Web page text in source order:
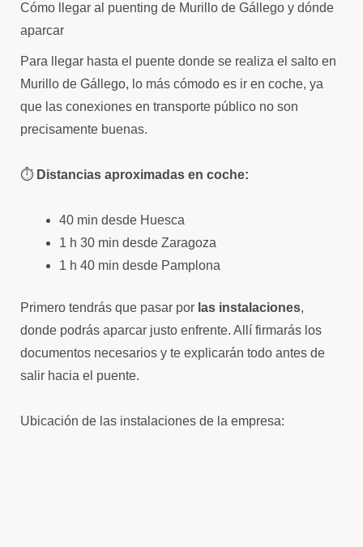
Cómo llegar al puenting de Murillo de Gállego y dónde
aparcar
Para llegar hasta el puente donde se realiza el salto en
Murillo de Gállego, lo más cómodo es ir en coche, ya
que las conexiones en transporte público no son
precisamente buenas.
⏱️ Distancias aproximadas en coche:
40 min desde Huesca
1 h 30 min desde Zaragoza
1 h 40 min desde Pamplona
Primero tendrás que pasar por las instalaciones,
donde podrás aparcar justo enfrente. Allí firmarás los
documentos necesarios y te explicarán todo antes de
salir hacia el puente.
Ubicación de las instalaciones de la empresa: